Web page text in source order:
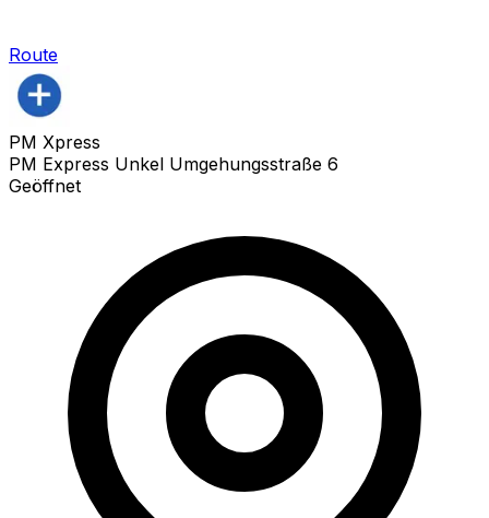
Route
PM Xpress
PM Express Unkel Umgehungsstraße 6
Geöffnet